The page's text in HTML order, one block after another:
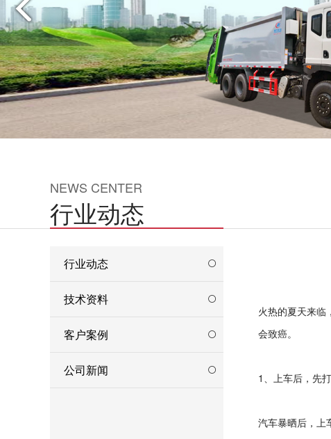
NEWS CENTER
行业动态
行业动态
技术资料
客户案例
公司新闻
火热的夏天来临
会致癌。
1、上车后，先
汽车暴晒后，上